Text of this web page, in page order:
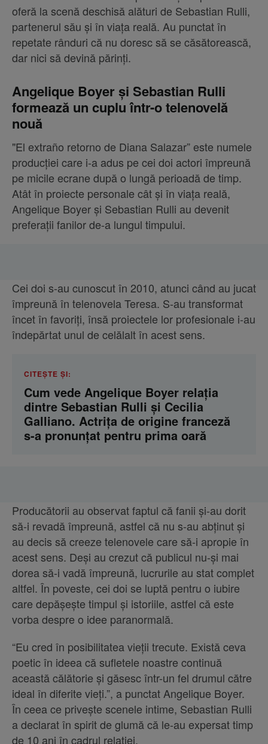
oferă la scenă deschisă alături de Sebastian Rulli,
partenerul său și în viața reală. Au punctat în
repetate rânduri că nu doresc să se căsătorească,
dar nici să devină părinți.
Angelique Boyer și Sebastian Rulli
formează un cuplu într-o telenovelă
nouă
"El extraño retorno de Diana Salazar” este numele
producției care i-a adus pe cei doi actori împreună
pe micile ecrane după o lungă perioadă de timp.
Atât în proiecte personale cât și în viața reală,
Angelique Boyer și Sebastian Rulli au devenit
preferații fanilor de-a lungul timpului.
Cei doi s-au cunoscut în 2010, atunci când au jucat
împreună în telenovela Teresa. S-au transformat
încet în favoriți, însă proiectele lor profesionale i-au
îndepărtat unul de celălalt în acest sens.
CITEȘTE ȘI:
Cum vede Angelique Boyer relația
dintre Sebastian Rulli și Cecilia
Galliano. Actrița de origine franceză
s-a pronunțat pentru prima oară
Producătorii au observat faptul că fanii și-au dorit
să-i revadă împreună, astfel că nu s-au abținut și
au decis să creeze telenovele care să-i apropie în
acest sens. Deși au crezut că publicul nu-și mai
dorea să-i vadă împreună, lucrurile au stat complet
altfel. În poveste, cei doi se luptă pentru o iubire
care depășește timpul și istoriile, astfel că este
vorba despre o idee paranormală.
“Eu cred în posibilitatea vieții trecute. Există ceva
poetic în ideea că sufletele noastre continuă
această călătorie și găsesc într-un fel drumul către
ideal în diferite vieți.”, a punctat Angelique Boyer.
În ceea ce privește scenele intime, Sebastian Rulli
a declarat în spirit de glumă că le-au expersat timp
de 10 ani în cadrul relației.